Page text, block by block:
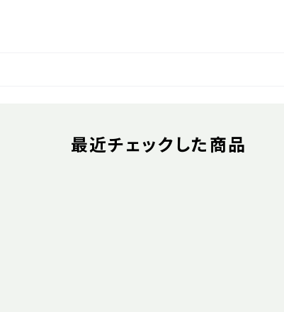
最近チェックした商品